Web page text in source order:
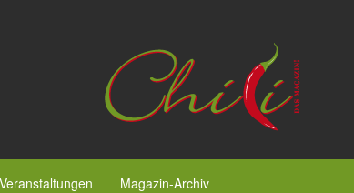
Veranstaltungen Magazin-Archiv